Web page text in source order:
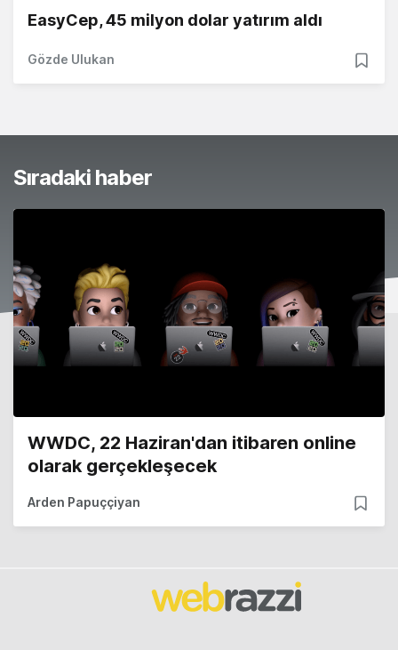
EasyCep, 45 milyon dolar yatırım aldı
Gözde Ulukan
Sıradaki haber
WWDC, 22 Haziran'dan itibaren online
olarak gerçekleşecek
Arden Papuççiyan